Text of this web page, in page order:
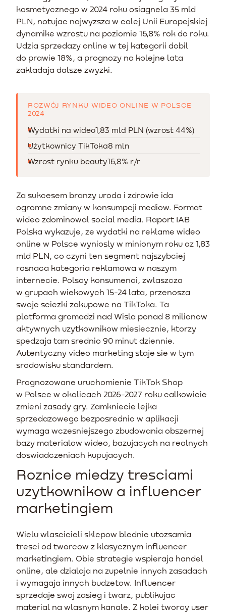
kosmetycznego w 2024 roku osiagnela 35 mld
PLN, notujac najwyzsza w calej Unii Europejskiej
dynamike wzrostu na poziomie 16,8% rok do roku.
Udzia sprzedazy online w tej kategorii dobil
do prawie 18%, a prognozy na kolejne lata
zakladaja dalsze zwyzki.
ROZWÓJ RYNKU WIDEO ONLINE W POLSCE
2024
Wydatki na wideo1,83 mld PLN (wzrost 44%)
Użytkownicy TikToka8 mln
Wzrost rynku beauty16,8% r/r
Za sukcesem branzy uroda i zdrowie ida
ogromne zmiany w konsumpcji mediow. Format
wideo zdominowal social media. Raport IAB
Polska wykazuje, ze wydatki na reklame wideo
online w Polsce wyniosly w minionym roku az 1,83
mld PLN, co czyni ten segment najszybciej
rosnaca kategoria reklamowa w naszym
internecie. Polscy konsumenci, zwlaszcza
w grupach wiekowych 15-24 lata, przenosza
swoje sciezki zakupowe na TikToka. Ta
platforma gromadzi nad Wisla ponad 8 milionow
aktywnych uzytkownikow miesiecznie, ktorzy
spedzaja tam srednio 90 minut dziennie.
Autentyczny video marketing staje sie w tym
srodowisku standardem.
Prognozowane uruchomienie TikTok Shop
w Polsce w okolicach 2026-2027 roku calkowicie
zmieni zasady gry. Zamkniecie lejka
sprzedazowego bezposrednio w aplikacji
wymaga wczesniejszego zbudowania obszernej
bazy materialow wideo, bazujacych na realnych
doswiadczeniach kupujacych.
Roznice miedzy tresciami
uzytkownikow a influencer
marketingiem
Wielu wlascicieli sklepow blednie utozsamia
tresci od tworcow z klasycznym influencer
marketingiem. Obie strategie wspieraja handel
online, ale dzialaja na zupelnie innych zasadach
i wymagaja innych budzetow. Influencer
sprzedaje swoj zasieg i twarz, publikujac
material na wlasnym kanale. Z kolei tworcy user